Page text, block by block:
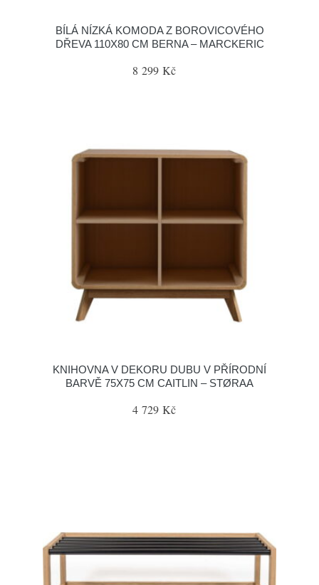
BÍLÁ NÍZKÁ KOMODA Z BOROVICOVÉHO
DŘEVA 110X80 CM BERNA – MARCKERIC
8 299 Kč
KNIHOVNA V DEKORU DUBU V PŘÍRODNÍ
BARVĚ 75X75 CM CAITLIN – STØRAA
4 729 Kč